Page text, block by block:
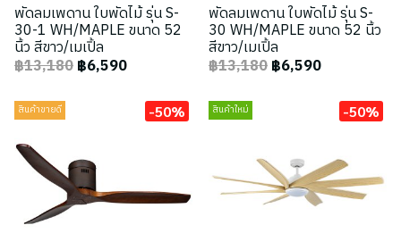
พัดลมเพดาน ใบพัดไม้ รุ่น S-
30-1 WH/MAPLE ขนาด 52
นิ้ว สีขาว/เมเปิ้ล
฿13,180฿6,590
พัดลมเพดาน ใบพัดไม้ รุ่น S-
30 WH/MAPLE ขนาด 52 นิ้ว
สีขาว/เมเปิ้ล
฿13,180฿6,590
สินค้าขายดี -50% สินค้าใหม่ -50%